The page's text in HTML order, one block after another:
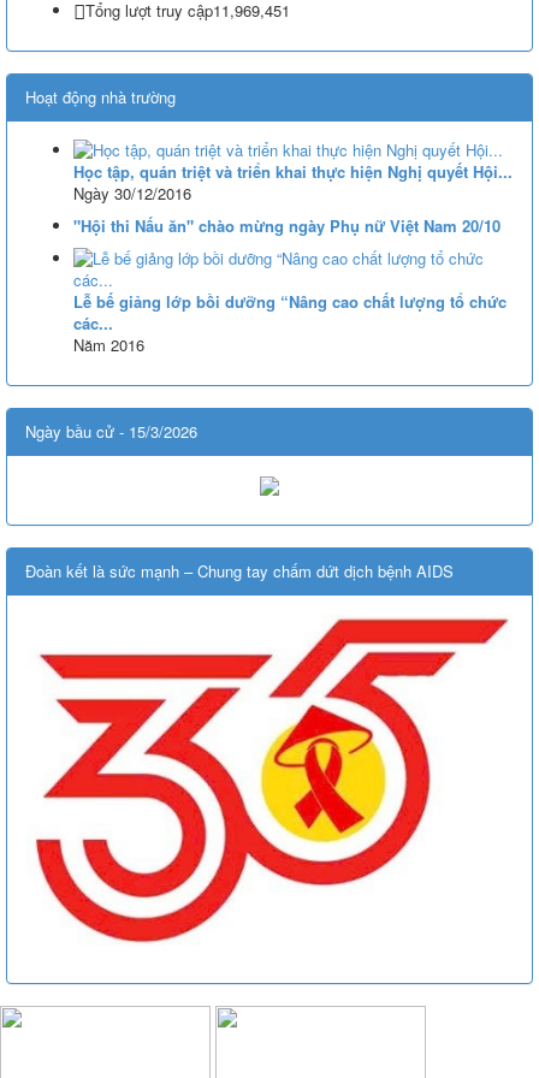
Nghị quyết số 71-NQ/TWcủa Bộ Chính trị về đột phá phát triển giáo
dục và đào tạo
Lượt xem:515 | lượt tải:0
08/2025/TT-BGDĐT
định thời hạn lưu trữ hồ sơ, tài liệu thuộc lĩnh vực giáo dục và đào tạo
Lượt xem:575 | lượt tải:0
Tổng lượt truy cập11,969,451
Hoạt động nhà trường
Học tập, quán triệt và triển khai thực hiện Nghị quyết Hội...
Ngày 30/12/2016
"Hội thi Nấu ăn" chào mừng ngày Phụ nữ Việt Nam 20/10
Lễ bế giảng lớp bồi dưỡng “Nâng cao chất lượng tổ chức
các...
Năm 2016
Ngày bầu cử - 15/3/2026
Đoàn kết là sức mạnh – Chung tay chấm dứt dịch bệnh AIDS